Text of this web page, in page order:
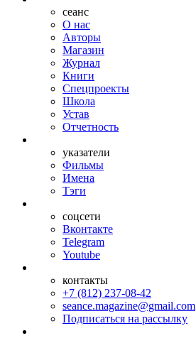
сеанс
О нас
Авторы
Магазин
Журнал
Книги
Спецпроекты
Школа
Устав
Отчетность
указатели
Фильмы
Имена
Тэги
соцсети
Вконтакте
Telegram
Youtube
контакты
+7 (812) 237-08-42
seance.magazine@gmail.com
Подписаться на рассылку